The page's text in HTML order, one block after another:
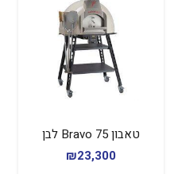
טאבון Bravo 75 לבן
₪23,300